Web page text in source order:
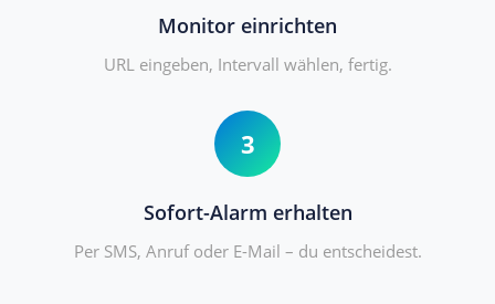
Monitor einrichten
URL eingeben, Intervall wählen, fertig.
3
Sofort-Alarm erhalten
Per SMS, Anruf oder E-Mail – du entscheidest.